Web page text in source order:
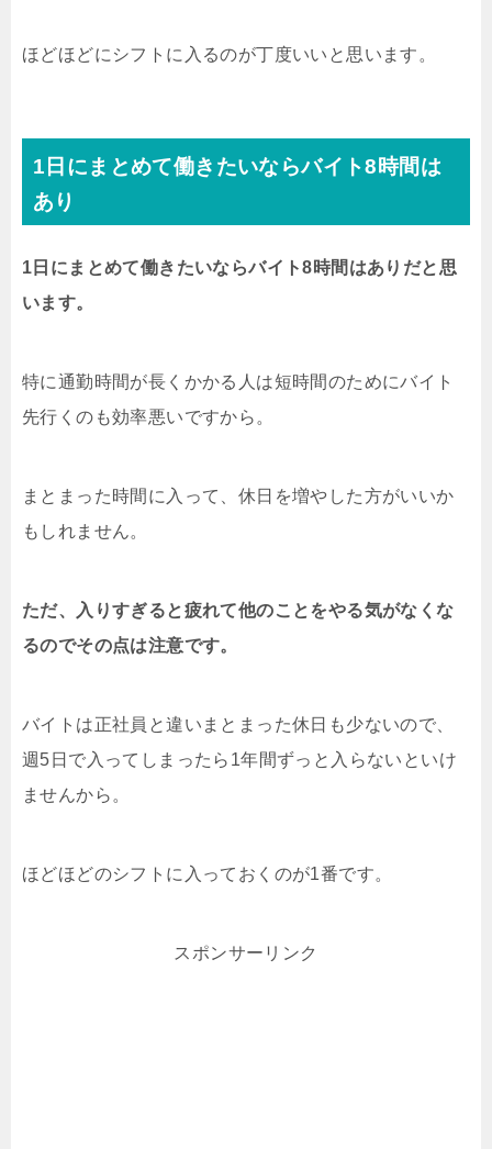
ほどほどにシフトに入るのが丁度いいと思います。
1日にまとめて働きたいならバイト8時間は
あり
1日にまとめて働きたいならバイト8時間はありだと思
います。
特に通勤時間が長くかかる人は短時間のためにバイト
先行くのも効率悪いですから。
まとまった時間に入って、休日を増やした方がいいか
もしれません。
ただ、入りすぎると疲れて他のことをやる気がなくな
るのでその点は注意です。
バイトは正社員と違いまとまった休日も少ないので、
週5日で入ってしまったら1年間ずっと入らないといけ
ませんから。
ほどほどのシフトに入っておくのが1番です。
スポンサーリンク